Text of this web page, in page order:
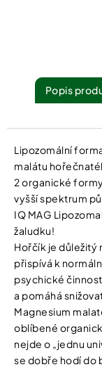
Popis
Lipozomální
malátu
2 organické
vyšší spektrum
IQ MAG
žaludku!
Hořčík je důležitý
přispívá k
psychické
a pomáhá
Magnesium
oblíbené
nejde o „jednu
se dobře hodí do